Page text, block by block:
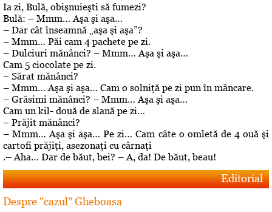
Ia zi, Bulă, obişnuieşti să fumezi?
Bulă: – Mmm… Aşa şi aşa…
– Dar cât înseamnă „aşa şi aşa”?
– Mmm… Păi cam 4 pachete pe zi.
– Dulciuri mănânci? – Mmm… Aşa şi aşa…
Cam 5 ciocolate pe zi.
– Sărat mănânci?
– Mmm… Aşa şi aşa… Cam o solniţă pe zi pun în mâncare.
– Grăsimi mănânci? – Mmm… Aşa şi aşa…
Cam un kil- două de slană pe zi…
– Prăjit mănânci?
– Mmm… Aşa şi aşa… Pe zi… Cam câte o omletă de 4 ouă şi
cartofi prăjiţi, asezonaţi cu cârnaţi
.– Aha… Dar de băut, bei? – A, da! De băut, beau!
Editorial
Despre "cazul" Gheboasa